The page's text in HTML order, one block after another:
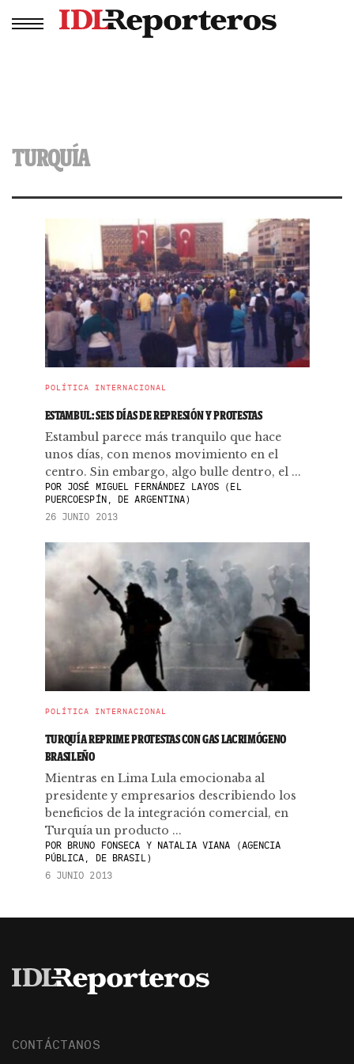
TURQUÍA
POLÍTICA INTERNACIONAL
ESTAMBUL: SEIS DÍAS DE REPRESIÓN Y PROTESTAS
Estambul parece más tranquilo que hace
unos días, con menos movimiento en el
centro. Sin embargo, algo bulle dentro, el ...
PORJOSÉ MIGUEL FERNÁNDEZ LAYOS (EL
PUERCOESPÍN, DE ARGENTINA)
26 JUNIO 2013
POLÍTICA INTERNACIONAL
TURQUÍA REPRIME PROTESTAS CON GAS LACRIMÓGENO
BRASILEÑO
Mientras en Lima Lula emocionaba al
presidente y empresarios describiendo los
beneficios de la integración comercial, en
Turquía un producto ...
PORBRUNO FONSECA Y NATALIA VIANA (AGENCIA
PÚBLICA, DE BRASIL)
6 JUNIO 2013
CONTÁCTANOS